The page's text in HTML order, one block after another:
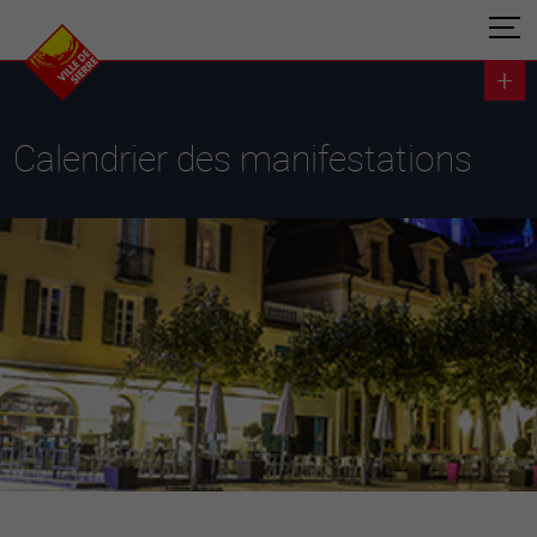
Calendrier des manifestations